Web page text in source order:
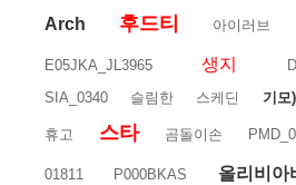
Arch 후드티 아이러브
E05JKA_JL3965 생지
SIA_0340 슬림한 스케딘 기모)
휴고 스타 곰돌이손
01811 P000BKAS 올리비아